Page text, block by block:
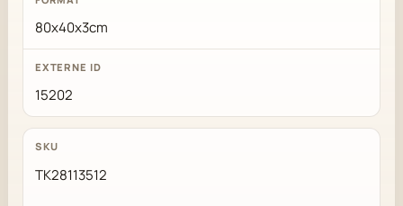
80x40x3cm
15202
TK28113512